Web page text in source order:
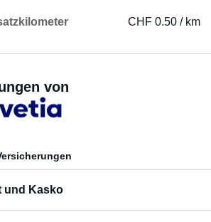
CHF 0.50 / km
von
und Kasko